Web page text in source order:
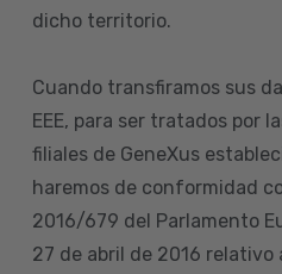
dicho territorio.
Cuando transfiramos sus
EEE, para ser tratados por
filiales de GeneXus
haremos de conformidad
2016/679 del Parlamento
27 de abril de 2016 relativo